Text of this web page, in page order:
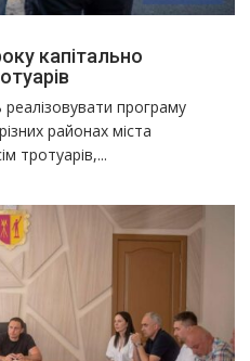
капітально
програму
районах міста
тротуарів,...